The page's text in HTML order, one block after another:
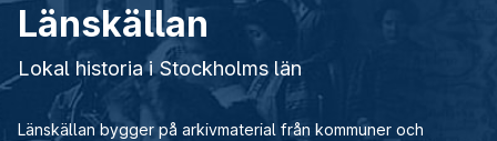
Länskällan
Lokal historia i Stockholms län
Länskällan bygger på arkivmaterial från kommuner och